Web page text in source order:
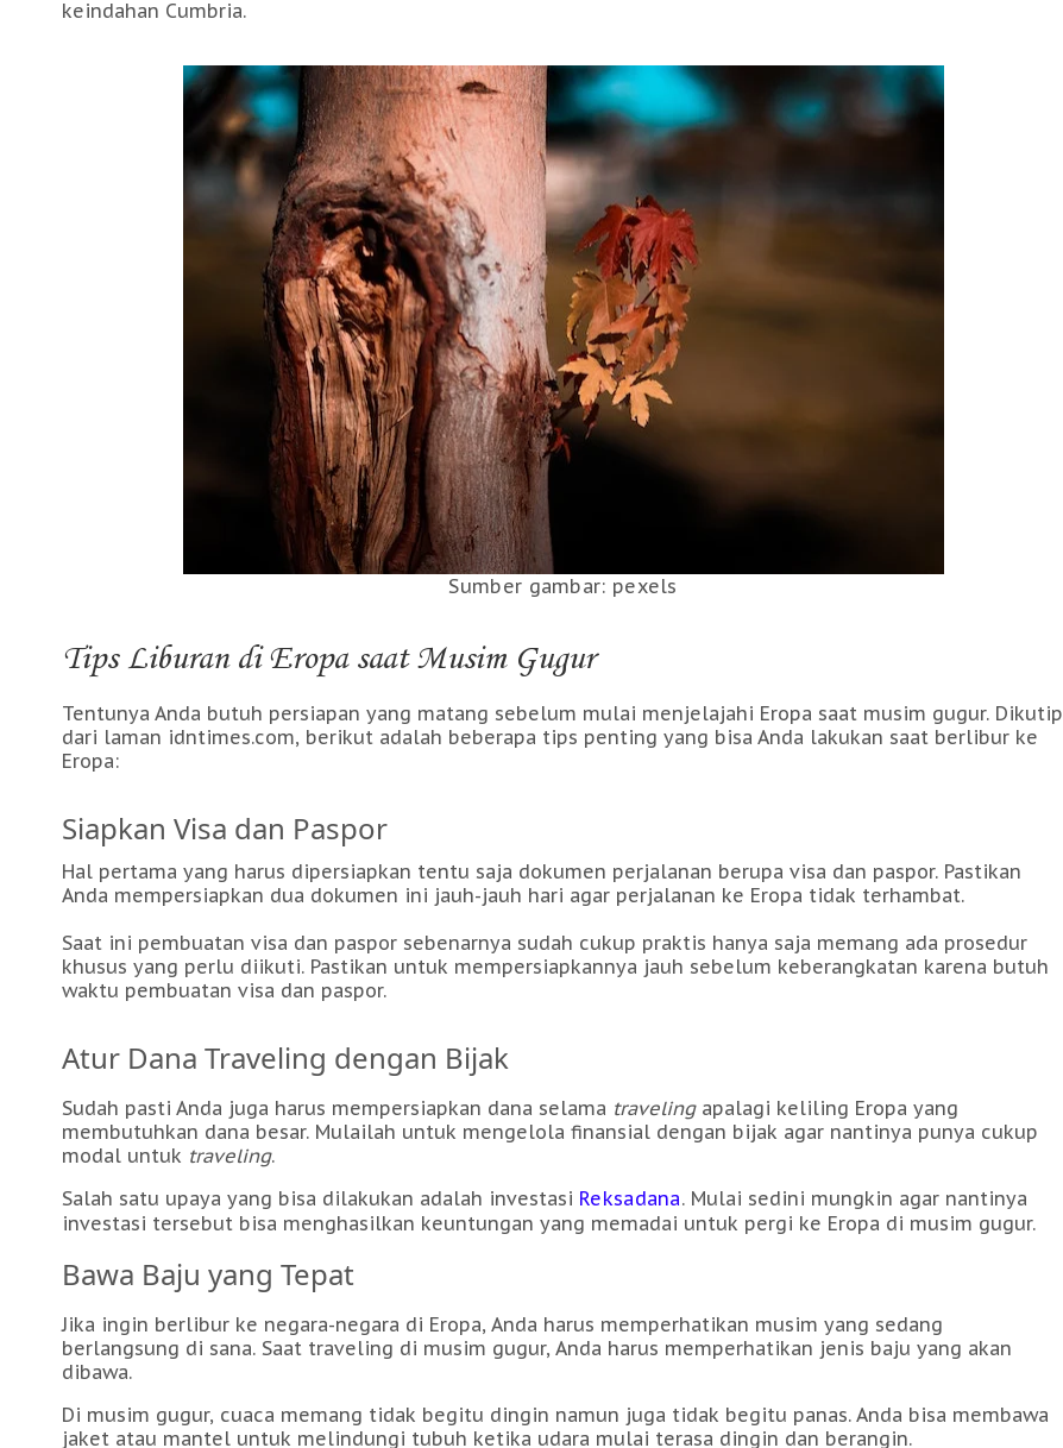
keindahan Cumbria.
Sumber gambar: pexels
Tips Liburan di Eropa saat Musim Gugur
Tentunya Anda butuh persiapan yang matang sebelum mulai menjelajahi Eropa saat musim gugur. Dikutip
dari laman idntimes.com, berikut adalah beberapa tips penting yang bisa Anda lakukan saat berlibur ke
Eropa:
Siapkan Visa dan Paspor
Hal pertama yang harus dipersiapkan tentu saja dokumen perjalanan berupa visa dan paspor. Pastikan
Anda mempersiapkan dua dokumen ini jauh-jauh hari agar perjalanan ke Eropa tidak terhambat.
Saat ini pembuatan visa dan paspor sebenarnya sudah cukup praktis hanya saja memang ada prosedur
khusus yang perlu diikuti. Pastikan untuk mempersiapkannya jauh sebelum keberangkatan karena butuh
waktu pembuatan visa dan paspor.
Atur Dana Traveling dengan Bijak
Sudah pasti Anda juga harus mempersiapkan dana selama travelingapalagi keliling Eropa yang
membutuhkan dana besar. Mulailah untuk mengelola finansial dengan bijak agar nantinya punya cukup
modal untuk traveling.
Salah satu upaya yang bisa dilakukan adalah investasi Reksadana. Mulai sedini mungkin agar nantinya
investasi tersebut bisa menghasilkan keuntungan yang memadai untuk pergi ke Eropa di musim gugur.
Bawa Baju yang Tepat
Jika ingin berlibur ke negara-negara di Eropa, Anda harus memperhatikan musim yang sedang
berlangsung di sana. Saat traveling di musim gugur, Anda harus memperhatikan jenis baju yang akan
dibawa.
Di musim gugur, cuaca memang tidak begitu dingin namun juga tidak begitu panas. Anda bisa membawa
jaket atau mantel untuk melindungi tubuh ketika udara mulai terasa dingin dan berangin.